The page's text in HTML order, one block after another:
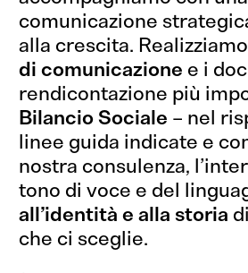
comunicazione
alla crescita.
di comunicazione e i
rendicontazione più
Bilancio Sociale – nel
linee guida indicate e
nostra consulenza,
tono di voce e del
all’identità e alla storia
che ci sceglie.